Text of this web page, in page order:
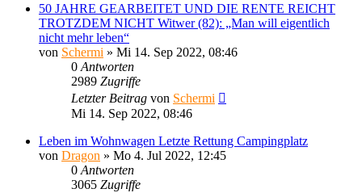
50 JAHRE GEARBEITET UND DIE RENTE REICHT
TROTZDEM NICHT Witwer (82): „Man will eigentlich
nicht mehr leben“
von Schermi » Mi 14. Sep 2022, 08:46
0 Antworten
2989 Zugriffe
Letzter Beitrag von Schermi
Mi 14. Sep 2022, 08:46
Leben im Wohnwagen Letzte Rettung Campingplatz
von Dragon » Mo 4. Jul 2022, 12:45
0 Antworten
3065 Zugriffe